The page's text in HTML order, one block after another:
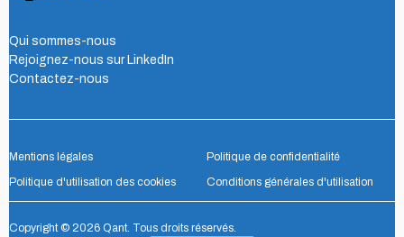
Qui sommes-nous
Rejoignez-nous sur LinkedIn
Contactez-nous
Mentions légales
Politique de confidentialité
Politique d'utilisation des cookies
Conditions générales d'utilisation
Copyright © 2026 Qant. Tous droits réservés.